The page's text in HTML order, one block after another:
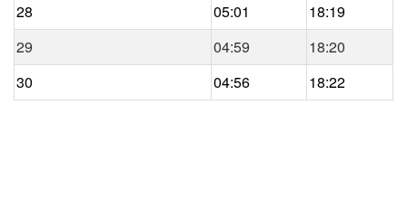
28
05:01
18:19
29
04:59
18:20
30
04:56 18:22